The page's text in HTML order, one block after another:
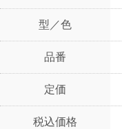
型／色
品番
定価
税込価格